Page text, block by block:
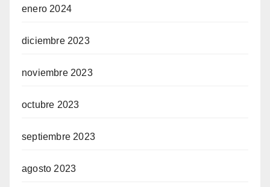
enero 2024
diciembre 2023
noviembre 2023
octubre 2023
septiembre 2023
agosto 2023